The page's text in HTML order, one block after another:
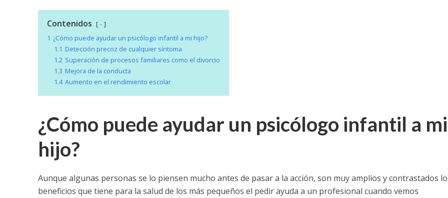
Contenidos
-
1 ¿Cómo puede ayudar un psicólogo infantil a mi hijo?
1.1 Detección precoz de cualquier síntoma
1.2 Superación de procesos familiares como el divorcio
1.3 Mejora de la conducta
1.4 Aumento en el rendimiento escolar
¿Cómo puede ayudar un psicólogo infantil a mi
hijo?
Aunque algunas personas se lo piensen mucho antes de pasar a la acción, son muy amplios y contrastados
beneficios que tiene para la salud de los más pequeños el pedir ayuda a un profesional cuando vemos